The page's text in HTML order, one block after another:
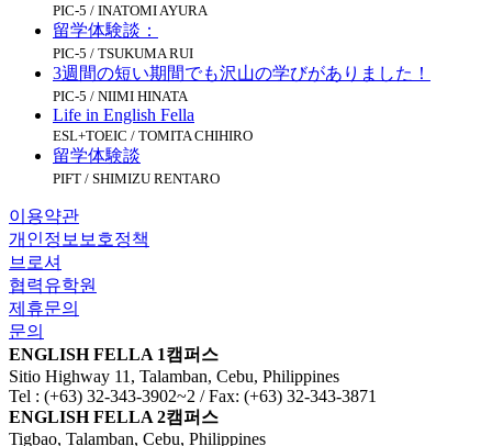
PIC-5 / INATOMI AYURA
留学体験談：
PIC-5 / TSUKUMA RUI
3週間の短い期間でも沢山の学びがありました！
PIC-5 / NIIMI HINATA
Life in English Fella
ESL+TOEIC / TOMITA CHIHIRO
留学体験談
PIFT / SHIMIZU RENTARO
이용약관
개인정보보호정책
브로셔
협력유학원
제휴문의
문의
ENGLISH FELLA 1캠퍼스
Sitio Highway 11, Talamban, Cebu, Philippines
Tel : (+63) 32-343-3902~2 / Fax: (+63) 32-343-3871
ENGLISH FELLA 2캠퍼스
Tigbao, Talamban, Cebu, Philippines